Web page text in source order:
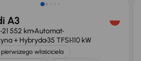
A3
21 552 kmAutomat
+ Hybryda35 TFSI110 kW
właściciela